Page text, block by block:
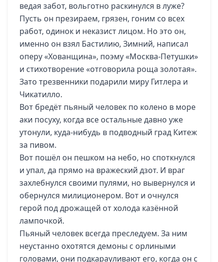
ведая забот, вольготно раскинулся в луже?
Пусть он презираем, грязен, гоним со всех
работ, одинок и неказист лицом. Но это он,
именно он взял Бастилию, Зимний, написал
оперу «Хованщина», поэму «Москва-Петушки»
и стихотворение «отговорила роща золотая».
Зато трезвенники подарили миру Гитлера и
Чикатилло.
Вот бредёт пьяный человек по колено в море
аки посуху, когда все остальные давно уже
утонули, куда-нибудь в подводный град Китеж
за пивом.
Вот пошёл он пешком на небо, но споткнулся
и упал, да прямо на вражеский дзот. И враг
захлебнулся своими пулями, но вывернулся и
обернулся милиционером. Вот и очнулся
герой под дрожащей от холода казённой
лампочкой.
Пьяный человек всегда преследуем. За ним
неустанно охотятся демоны с орлиными
головами, они подкарауливают его, когда он с